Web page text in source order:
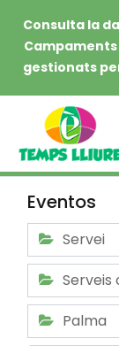
Consulta la
gestionats
Eventos
Servei
Palma